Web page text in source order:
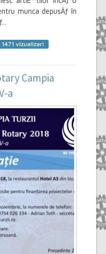
munca depusÄƒ în
1471 vizualizari
Campia
a